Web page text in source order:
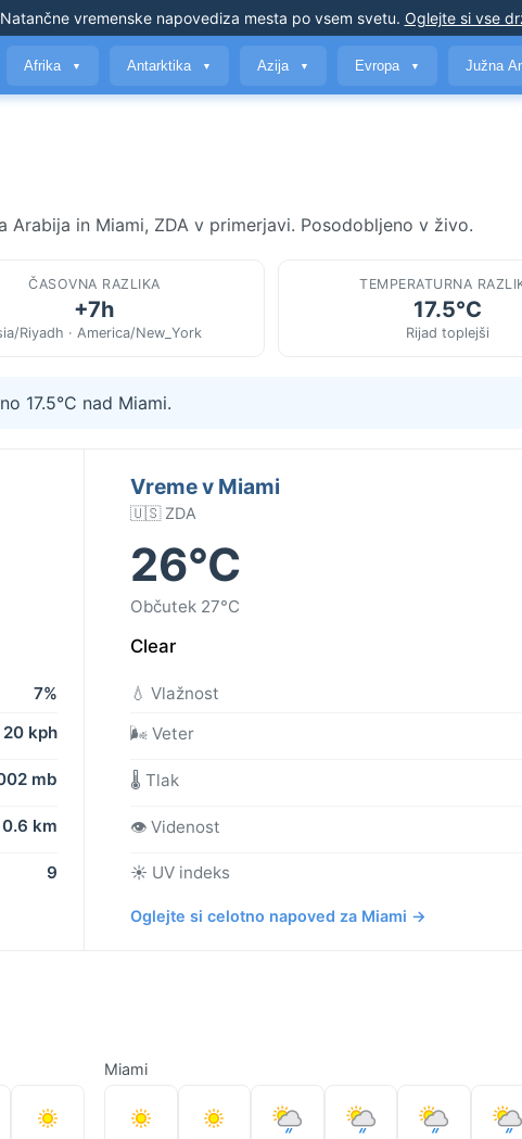
Natančne vremenske napovediza mesta po vsem svetu. Oglejte si vse
Afrika ▼ Antarktika ▼ Azija ▼ Evropa ▼ Južna
Arabija in Miami, ZDA v primerjavi. Posodobljeno v živo.
ČASOVNA RAZLIKA
+7h
Riyadh · America/New_York
TEMPERATURNA
17.5°C
Rijad toplejši
17.5°C nad Miami.
7%
20 kph
mb
0.6 km
9
Vreme v Miami
🇺🇸 ZDA
26°C
Občutek 27°C
Clear
💧 Vlažnost
🌬️ Veter
🌡️ Tlak
👁️ Videnost
☀️ UV indeks
Oglejte si celotno napoved za Miami →
Miami